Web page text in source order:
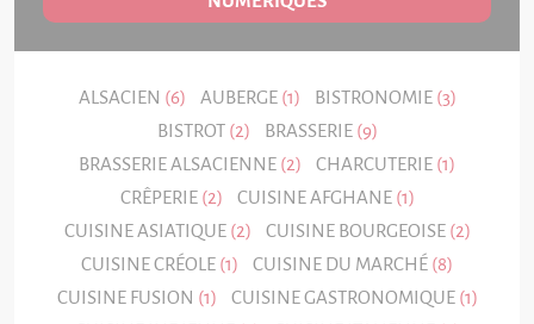
ALSACIEN (6) AUBERGE (1) BISTRONOMIE (3)
BISTROT (2) BRASSERIE (9)
BRASSERIE ALSACIENNE (2) CHARCUTERIE (1)
CRÊPERIE (2) CUISINE AFGHANE (1)
CUISINE ASIATIQUE (2) CUISINE BOURGEOISE (2)
CUISINE CRÉOLE (1) CUISINE DU MARCHÉ (8)
CUISINE FUSION (1) CUISINE GASTRONOMIQUE (1)